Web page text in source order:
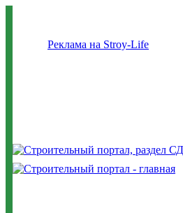
Реклама на Stroy-Life